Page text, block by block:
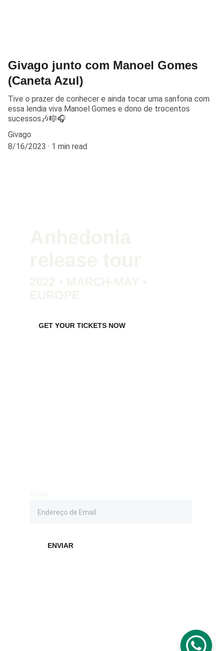
Givago junto com Manoel Gomes
(Caneta Azul)
Tive o prazer de conhecer e ainda tocar uma sanfona com
essa lendia viva Manoel Gomes e dono de trocentos
sucessos🎶🎼🎧
Givago
8/16/2023
1 min read
GET YOUR TICKETS NOW
ENVIAR